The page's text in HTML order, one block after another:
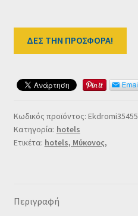
ΔΕΣ ΤΗΝ ΠΡΟΣΦΟΡΑ!
Κωδικός προϊόντος: Ekdromi35455
Κατηγορία: hotels
Ετικέτα: hotels, Μύκονος,
Περιγραφή